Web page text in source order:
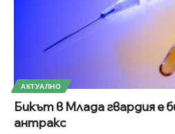
АКТУАЛНО
Бикът в Млада гвардия е
антракс